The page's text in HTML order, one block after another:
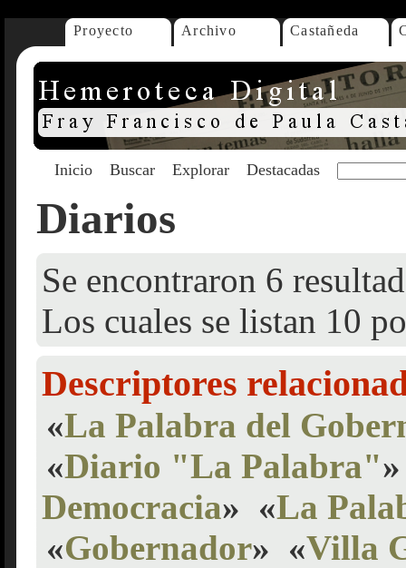
Proyecto Archivo Castañeda
Inicio Buscar Explorar Destacadas
Diarios
Se encontraron 6
Los cuales se listan 10
Descriptores
«La Palabra del
«Diario "La Palabra"»
Democracia» «La
«Gobernador» «Villa